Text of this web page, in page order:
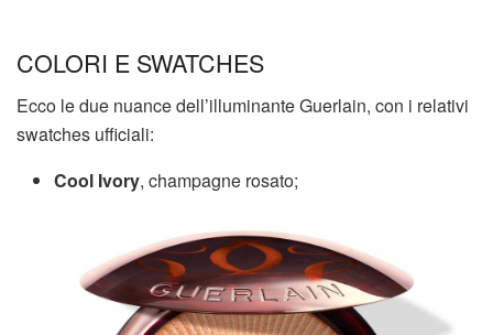
COLORI E SWATCHES
Ecco le due nuance dell’illuminante Guerlain, con i relativi
swatches ufficiali:
Cool Ivory, champagne rosato;